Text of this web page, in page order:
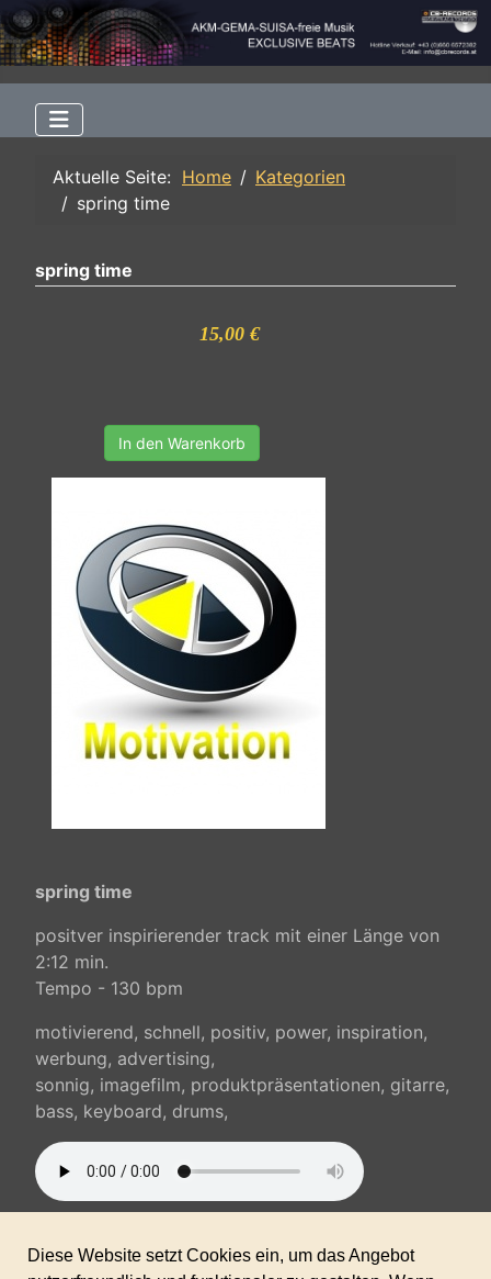
Aktuelle Seite: Home
Kategorien
spring time
spring time
15,00 €
In den Warenkorb
spring time
positver inspirierender track mit einer Länge von
2:12 min.
Tempo - 130 bpm
motivierend, schnell, positiv, power, inspiration,
werbung, advertising,
sonnig, imagefilm, produktpräsentationen, gitarre,
bass, keyboard, drums,
gewerblicher Lizenz!